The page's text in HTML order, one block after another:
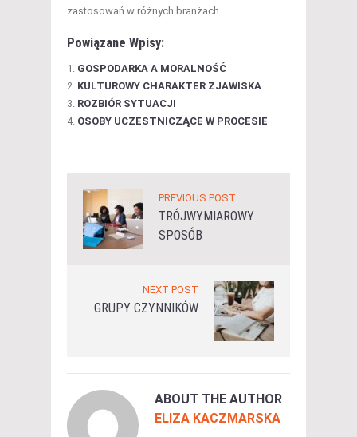
zastosowań w różnych branżach.
Powiązane Wpisy:
GOSPODARKA A MORALNOŚĆ
KULTUROWY CHARAKTER ZJAWISKA
ROZBIÓR SYTUACJI
OSOBY UCZESTNICZĄCE W PROCESIE
PREVIOUS POST
TRÓJWYMIAROWY
SPOSÓB
NEXT POST
GRUPY CZYNNIKÓW
ABOUT THE AUTHOR
ELIZA KACZMARSKA